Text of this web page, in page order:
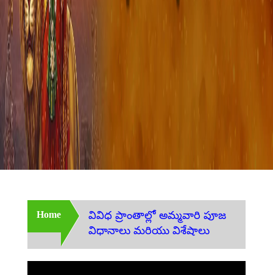
Home
వివిధ ప్రాంతాల్లో అమ్మవారి పూజ
విధానాలు మరియు విశేషాలు